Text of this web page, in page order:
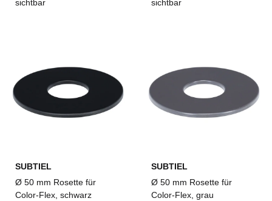
sichtbar sichtbar
SUBTIEL
Ø 50 mm Rosette für
Color-Flex, schwarz
SUBTIEL
Ø 50 mm Rosette für
Color-Flex, grau